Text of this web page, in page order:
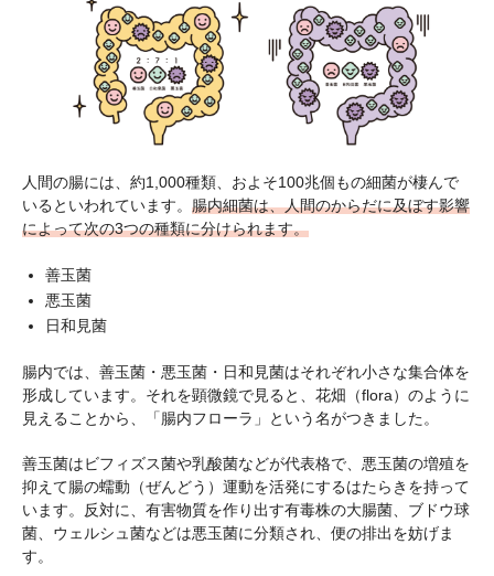
人間の腸には、約1,000種類、およそ100兆個もの細菌が棲んで
いるといわれています。 腸内細菌は、人間のからだに及ぼす影響
によって次の3つの種類に分けられます。
善玉菌
悪玉菌
日和見菌
腸内では、善玉菌・悪玉菌・日和見菌はそれぞれ小さな集合体を
形成しています。それを顕微鏡で見ると、花畑（flora）のように
見えることから、「腸内フローラ」という名がつきました。
善玉菌はビフィズス菌や乳酸菌などが代表格で、悪玉菌の増殖を
抑えて腸の蠕動（ぜんどう）運動を活発にするはたらきを持って
います。反対に、有害物質を作り出す有毒株の大腸菌、ブドウ球
菌、ウェルシュ菌などは悪玉菌に分類され、便の排出を妨げま
す。